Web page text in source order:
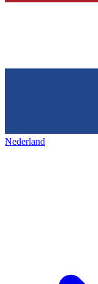
Nederland